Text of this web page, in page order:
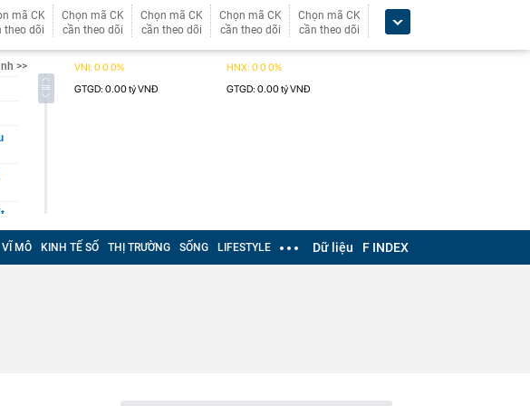
mã CK
theo dõi
Chọn mã CK
cần theo dõi
Chọn mã CK
cần theo dõi
Chọn mã CK
cần theo dõi
Chọn mã CK
cần theo dõi
>>
VĨ MÔ KINH TẾ SỐ THỊ TRƯỜNG SỐNG LIFESTYLE Dữ liệu F INDEX